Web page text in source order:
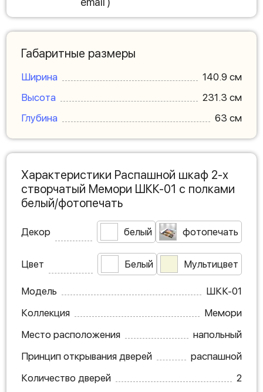
Габаритные размеры
Ширина
140.9 см
Высота
231.3 см
Глубина
63 см
Характеристики Распашной шкаф 2-х
створчатый Мемори ШКК-01 с полками
белый/фотопечать
Декор белый фотопечать
Цвет Белый Мультицвет
Модель
ШКК-01
Коллекция
Мемори
Место расположения
напольный
Принцип открывания дверей
распашной
Количество дверей
2